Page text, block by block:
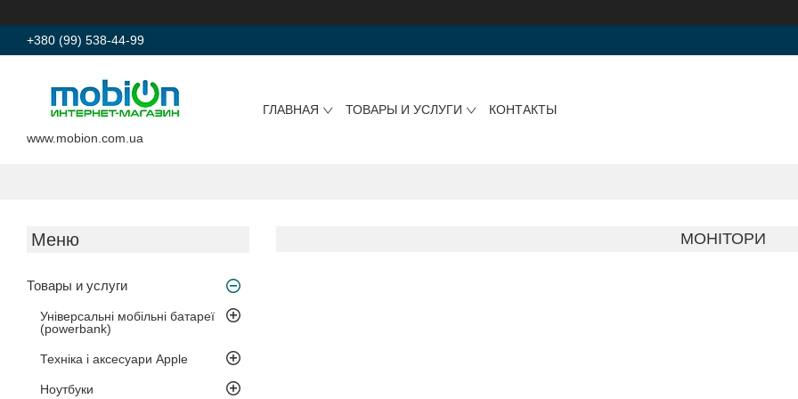
+380 (99) 538-44-99
www.mobion.com.ua
ГЛАВНАЯ ТОВАРЫ И УСЛУГИ КОНТАКТЫ
Товары и услуги
Універсальні мобільні батареї
(powerbank)
Техніка і аксесуари Apple
Ноутбуки
МОНІТОРИ